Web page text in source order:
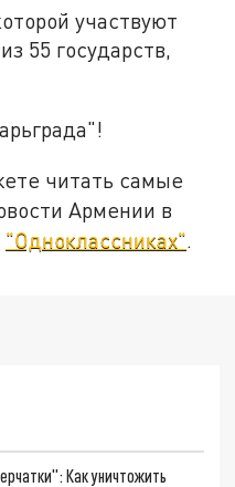
участвуют
55 государств,
читать самые
Армении в
"Одноклассниках".
Как уничтожить